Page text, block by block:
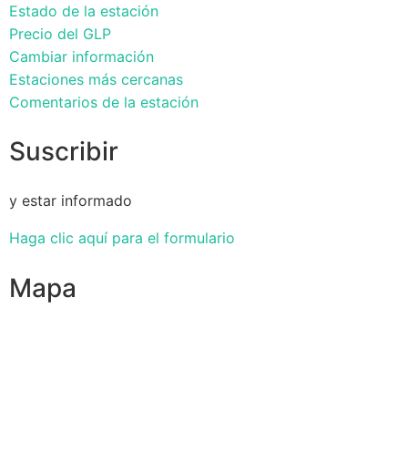
Estado de la estación
Precio del GLP
Cambiar información
Estaciones más cercanas
Comentarios de la estación
Suscribir
y estar informado
Haga clic aquí para el formulario
Mapa